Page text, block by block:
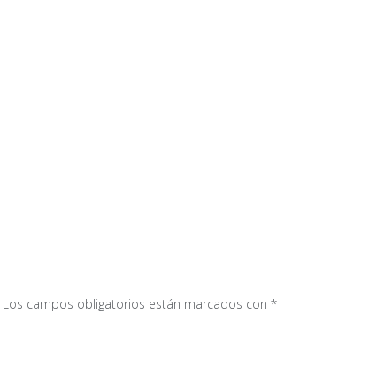
Los campos obligatorios están marcados con *